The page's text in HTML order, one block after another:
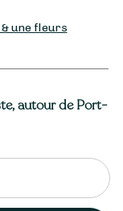
une fleurs
autour de Port-